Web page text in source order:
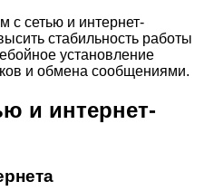
с сетью и интернет-
стабильность работы
установление
и обмена сообщениями.
и интернет-